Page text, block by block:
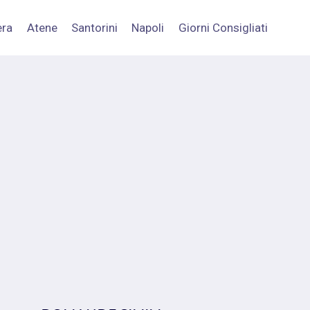
Atene Santorini Napoli Giorni Consigliati